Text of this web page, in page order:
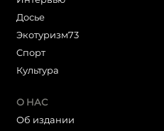
Досье
Экотуризм73
Cпорт
Культура
О НАС
Об издании